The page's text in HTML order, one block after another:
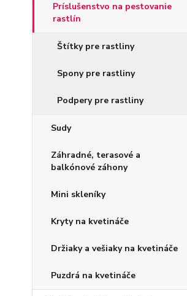
Príslušenstvo na pestovanie
rastlín
Štítky pre rastliny
Spony pre rastliny
Podpery pre rastliny
Sudy
Záhradné, terasové a
balkónové záhony
Mini skleníky
Kryty na kvetináče
Držiaky a vešiaky na kvetináče
Puzdrá na kvetináče